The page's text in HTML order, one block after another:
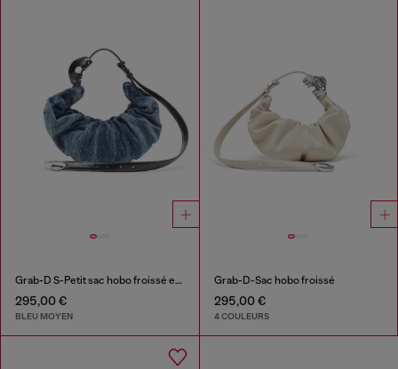
Grab-D S-Petit sac hobo froissé en denim traité
295,00 €
BLEU MOYEN
Grab-D-Sac hobo froissé
295,00 €
4 COULEURS